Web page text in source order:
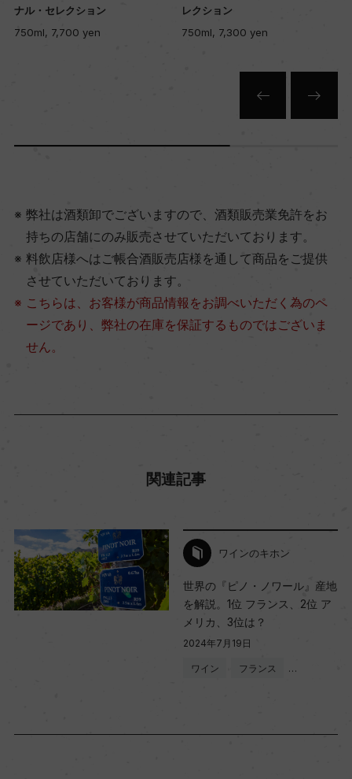
ナル・セレクション
750ml, 7,700 yen
レクション
750ml, 7,300 yen
弊社は酒類卸でございますので、酒類販売業免許をお
持ちの店舗にのみ販売させていただいております。
料飲店様へはご帳合酒販売店様を通して商品をご提供
させていただいております。
こちらは、お客様が商品情報をお調べいただく為のペ
ージであり、弊社の在庫を保証するものではございま
せん。
関連記事
ワインのキホン
世界の『ピノ・ノワール』産地
を解説。1位 フランス、2位 ア
メリカ、3位は？
2024年7月19日
ワイン フランス …